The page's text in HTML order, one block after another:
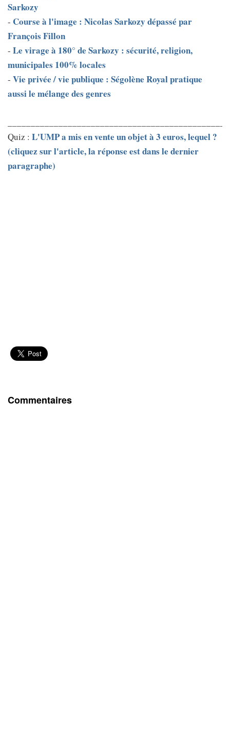
Sarkozy
- Course à l'image : Nicolas Sarkozy dépassé par
François Fillon
- Le virage à 180° de Sarkozy : sécurité, religion,
municipales 100% locales
- Vie privée / vie publique : Ségolène Royal pratique
aussi le mélange des genres
Quiz : L'UMP a mis en vente un objet à 3 euros, lequel ?
(cliquez sur l'article, la réponse est dans le dernier
paragraphe)
Commentaires